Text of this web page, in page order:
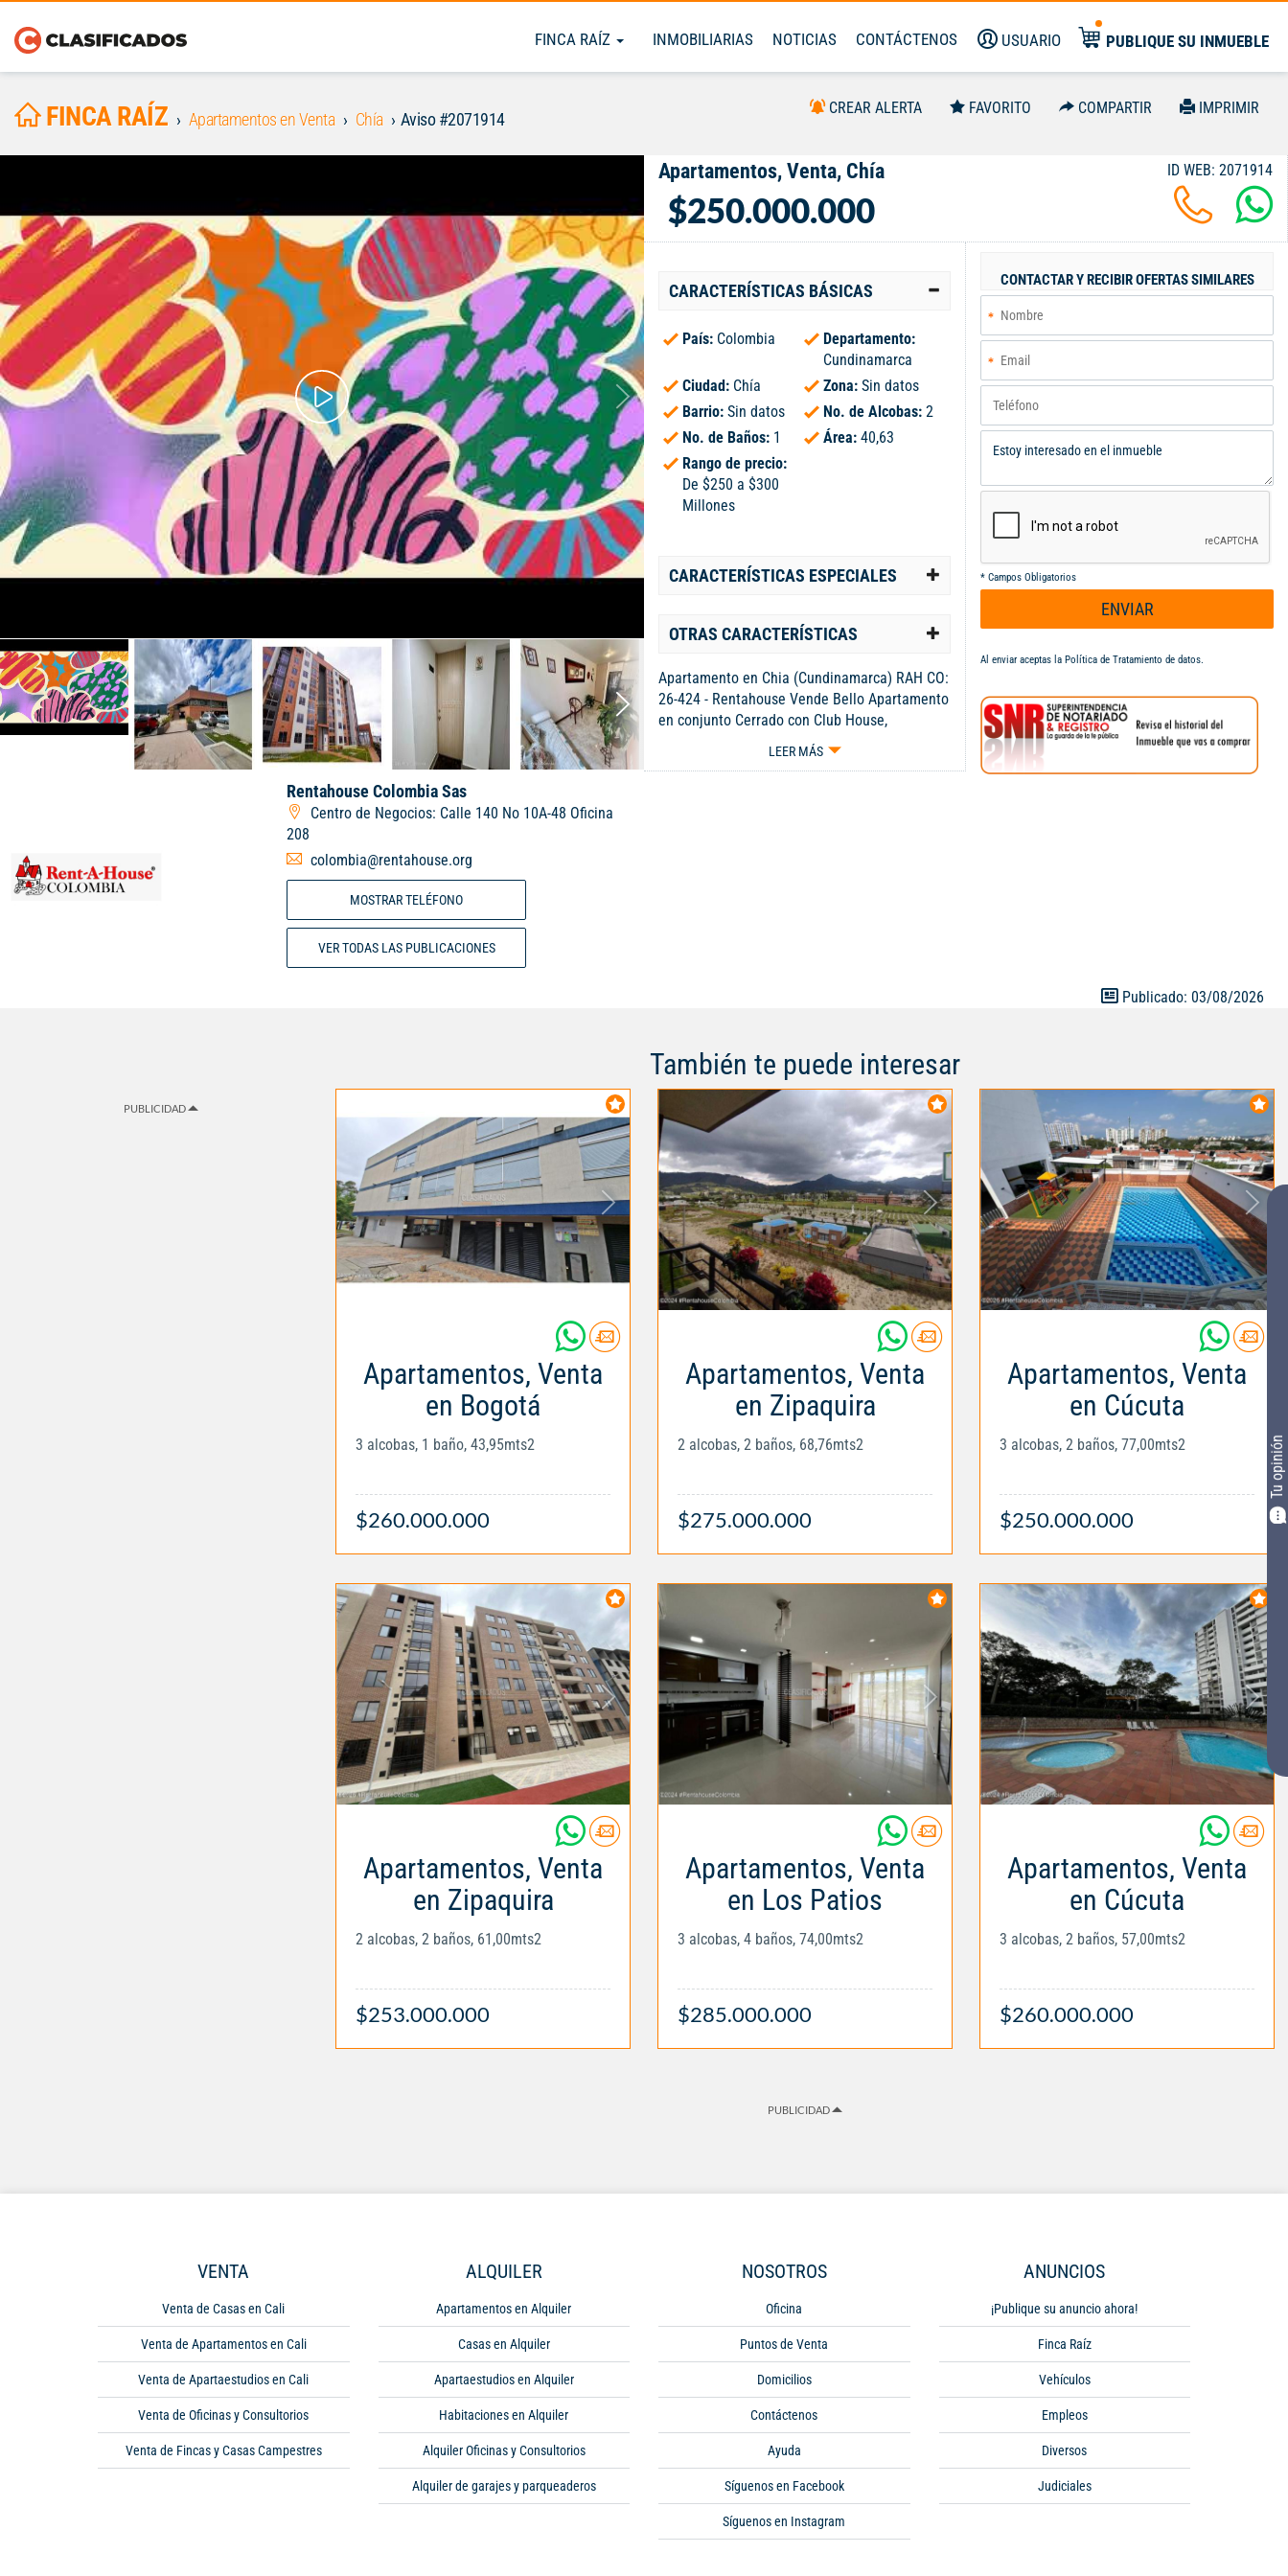
FINCA RAÍZ INMOBILIARIAS NOTICIAS CONTÁCTENOS USUARIO PUBLIQUE SU INMUEBLE
Tu opinión
FINCA RAÍZ Apartamentos en Venta Chía Aviso #2071914
CREAR ALERTA FAVORITO COMPARTIR IMPRIMIR
Rentahouse Colombia Sas
Centro de Negocios: Calle 140 No 10A-48 Oficina
208
colombia@rentahouse.org
MOSTRAR TELÉFONO
VER TODAS LAS PUBLICACIONES
Apartamentos, Venta, Chía
$250.000.000
ID WEB: 2071914
CARACTERÍSTICAS BÁSICAS
País: Colombia
Departamento:
Cundinamarca
Ciudad: Chía Zona: Sin datos
Barrio: Sin datos No. de Alcobas: 2
No. de Baños: 1 Área: 40,63
Rango de precio:
De $250 a $300
Millones
CARACTERÍSTICAS ESPECIALES
OTRAS CARACTERÍSTICAS
Apartamento en Chia (Cundinamarca) RAH CO:
26-424 - Rentahouse Vende Bello Apartamento
en conjunto Cerrado con Club House,
iluminación natural, dos Habitaciones con
closet, un baño, cocina integral, sala comedor,
LEER MÁS
CONTACTAR Y RECIBIR OFERTAS SIMILARES
* Campos Obligatorios
ENVIAR
Al enviar aceptas la Política de Tratamiento de datos.
Publicado: 03/08/2026
PUBLICIDAD
También te puede interesar
Apartamentos, Venta
en Bogotá
3 alcobas, 1 baño, 43,95mts2
$260.000.000
Apartamentos, Venta
en Zipaquira
2 alcobas, 2 baños, 68,76mts2
$275.000.000
Apartamentos, Venta
en Cúcuta
3 alcobas, 2 baños, 77,00mts2
$250.000.000
Apartamentos, Venta
en Zipaquira
2 alcobas, 2 baños, 61,00mts2
$253.000.000
Apartamentos, Venta
en Los Patios
3 alcobas, 4 baños, 74,00mts2
$285.000.000
Apartamentos, Venta
en Cúcuta
3 alcobas, 2 baños, 57,00mts2
$260.000.000
PUBLICIDAD
VENTA
Venta de Casas en Cali
Venta de Apartamentos en Cali
Venta de Apartaestudios en Cali
Venta de Oficinas y Consultorios
Venta de Fincas y Casas Campestres
ALQUILER
Apartamentos en Alquiler
Casas en Alquiler
Apartaestudios en Alquiler
Habitaciones en Alquiler
Alquiler Oficinas y Consultorios
Alquiler de garajes y parqueaderos
NOSOTROS
Oficina
Puntos de Venta
Domicilios
Contáctenos
Ayuda
Síguenos en Facebook
Síguenos en Instagram
ANUNCIOS
¡Publique su anuncio ahora!
Finca Raíz
Vehículos
Empleos
Diversos
Judiciales